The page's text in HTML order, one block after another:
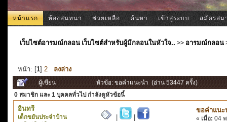
หน้าแรก ห้องสนทนา ช่วยเหลือ ค้นหา เข้าสู่ระบบ สมัครสม
เว็บไซต์อารมณ์กลอน เว็บไซต์สำหรับผู้มีกลอนในหัวใจ.. >> อารมณ์กลอน
หน้า: [1] 2 ลงล่าง
ผู้เขียน
หัวข้อ: ขอคำแนะนำ (อ่าน 53447 ครั้ง)
0 สมาชิก และ 1 บุคคลทั่วไป กำลังดูหัวข้อนี้
อินทรี
เด็กขยันประจำบ้าน
ขอคำแนะ
« เมื่อ: 04